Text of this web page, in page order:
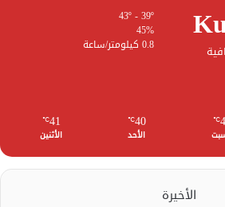
45%
0.8 كيلومتر/ساعة
℃
40
℃
الأحد
41
℃
الأثنين
الأخيرة